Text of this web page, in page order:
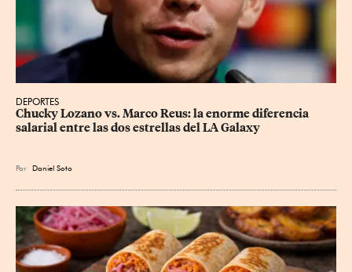
DEPORTES
Chucky Lozano vs. Marco Reus: la enorme diferencia
salarial entre las dos estrellas del LA Galaxy
Por Daniel Soto